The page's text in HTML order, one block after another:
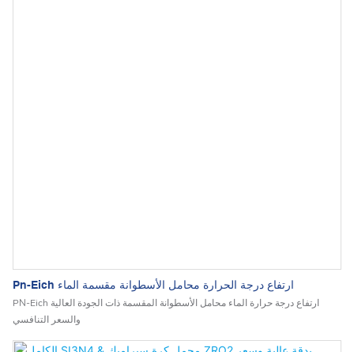
Pn-Eich ارتفاع درجة الحرارة محامل الأسطوانة مقسمة الماء
PN-Eich ارتفاع درجة حرارة الماء محامل الأسطوانة المقسمة ذات الجودة العالية
والسعر التنافسي